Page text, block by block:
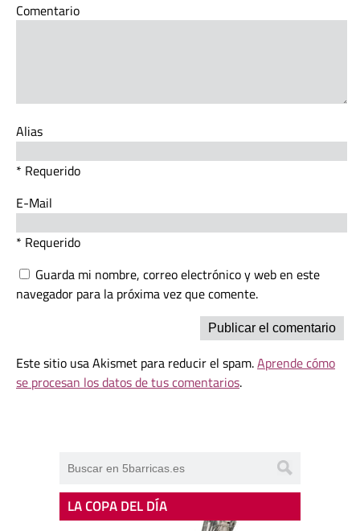
Comentario
Alias
* Requerido
E-Mail
* Requerido
Guarda mi nombre, correo electrónico y web en este
navegador para la próxima vez que comente.
Este sitio usa Akismet para reducir el spam.Aprende cómo
se procesan los datos de tus comentarios.
LA COPA DEL DÍA